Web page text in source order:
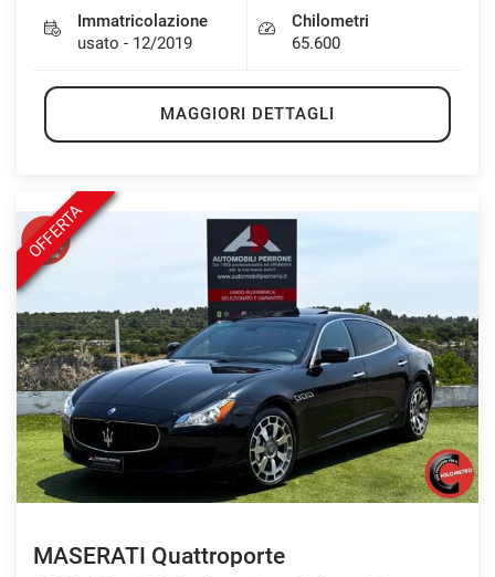
Immatricolazione
usato - 12/2019
Chilometri
65.600
MAGGIORI DETTAGLI
OFFERTA
MASERATI Quattroporte